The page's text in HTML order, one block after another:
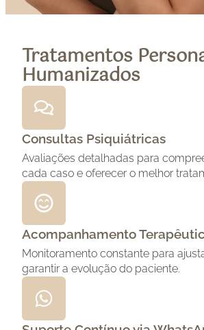
Tratamentos
Humanizados
Consultas Psiquiátricas
Avaliações detalhadas para
cada caso e oferecer o melhor
Acompanhamento
Monitoramento constante para
garantir a evolução do paciente.